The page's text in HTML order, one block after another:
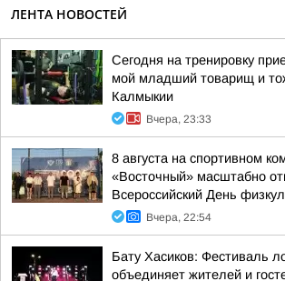
ЛЕНТА НОВОСТЕЙ
Сегодня на тренировку
мой младший товарищ и
Калмыкии
Вчера, 23:33
8 августа на спортивном
«Восточный» масштабно
Всероссийский День
Вчера, 22:54
Бату Хасиков: Фестиваль
объединяет жителей и